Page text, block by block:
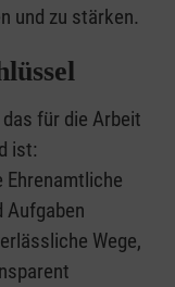
und zu stärken.
für die Arbeit
ist:
Ehrenamtliche
Aufgaben
Wege,